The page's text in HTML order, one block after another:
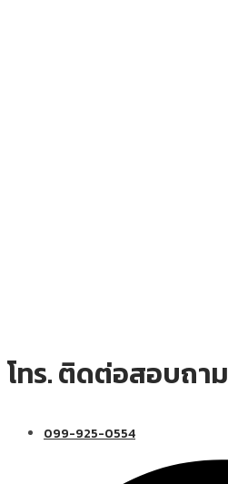
โทร. ติดต่อสอบถาม
099-925-0554